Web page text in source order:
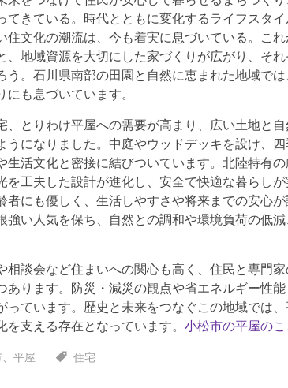
てきている。時代とともに変化するライフスタ
住文化の潮流は、今も着実に息づいている。こ
、地域資源を大切にした家づくりが広がり、そ
う。石川県南部の田園と自然に恵まれた地域で
も息づいています。
、とりわけ平屋への需要が高まり、広い土地と
うになりました。中庭やウッドデッキを設け、
生活文化と密接に結びついています。北陸特有
を工夫した設計が進化し、安全で快適な暮らし
者にも優しく、生活しやすさや将来までの安心
強い人気を保ち、自然との調和や環境負荷の低
相談会など住まいへの関心も高く、住民と専門
あります。防災・減災の観点や省エネルギー性
っています。歴史と未来をつなぐこの地域では
を支える存在となっています。 小松市の平屋の
、 平屋 住宅